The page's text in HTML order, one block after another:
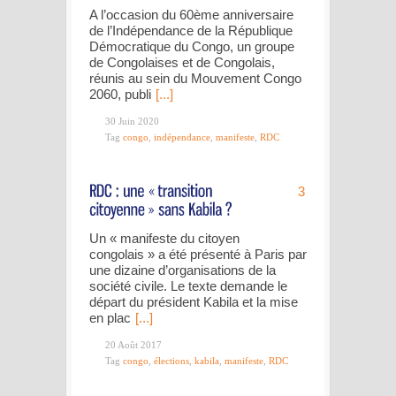
A l’occasion du 60ème anniversaire
de l’Indépendance de la République
Démocratique du Congo, un groupe
de Congolaises et de Congolais,
réunis au sein du Mouvement Congo
2060, publi [...]
30 Juin 2020
Tag congo indépendance manifeste RDC
3
Un « manifeste du citoyen
congolais » a été présenté à Paris par
une dizaine d’organisations de la
société civile. Le texte demande le
départ du président Kabila et la mise
en plac [...]
20 Août 2017
Tag congo élections kabila manifeste RDC